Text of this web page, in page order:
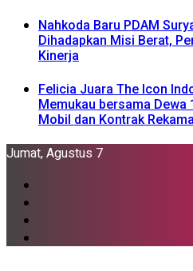
Nahkoda Baru PDAM
Dihadapkan Misi Berat,
Kinerja
Felicia Juara The Icon
Memukau bersama Dewa
Mobil dan Kontrak
Jumat, Agustus 7